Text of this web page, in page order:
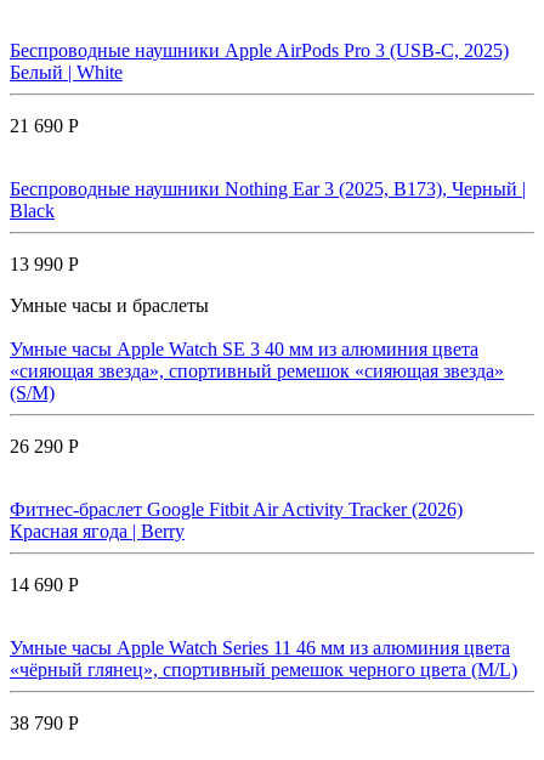
Беспроводные наушники Apple AirPods Pro 3 (USB-C, 2025)
Белый | White
21 690 Р
Беспроводные наушники Nothing Ear 3 (2025, B173), Черный |
Black
13 990 Р
Умные часы и браслеты
Умные часы Apple Watch SE 3 40 мм из алюминия цвета
«сияющая звезда», спортивный ремешок «сияющая звезда»
(S/M)
26 290 Р
Фитнес-браслет Google Fitbit Air Activity Tracker (2026)
Красная ягода | Berry
14 690 Р
Умные часы Apple Watch Series 11 46 мм из алюминия цвета
«чёрный глянец», спортивный ремешок черного цвета (M/L)
38 790 Р